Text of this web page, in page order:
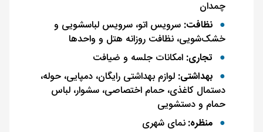
چمدان
نظافت: سرویس اتو، سرویس لباسشویی و
خشک‌شویی، نظافت روزانه هتل و واحدها
تجاری: امکانات جلسه و ضیافت
بهداشتی: لوازم بهداشتی رایگان، دمپایی، حوله،
دستمال کاغذی، حمام اختصاصی، سشوار، لباس
حمام و دستشویی
منظره:نمای شهری